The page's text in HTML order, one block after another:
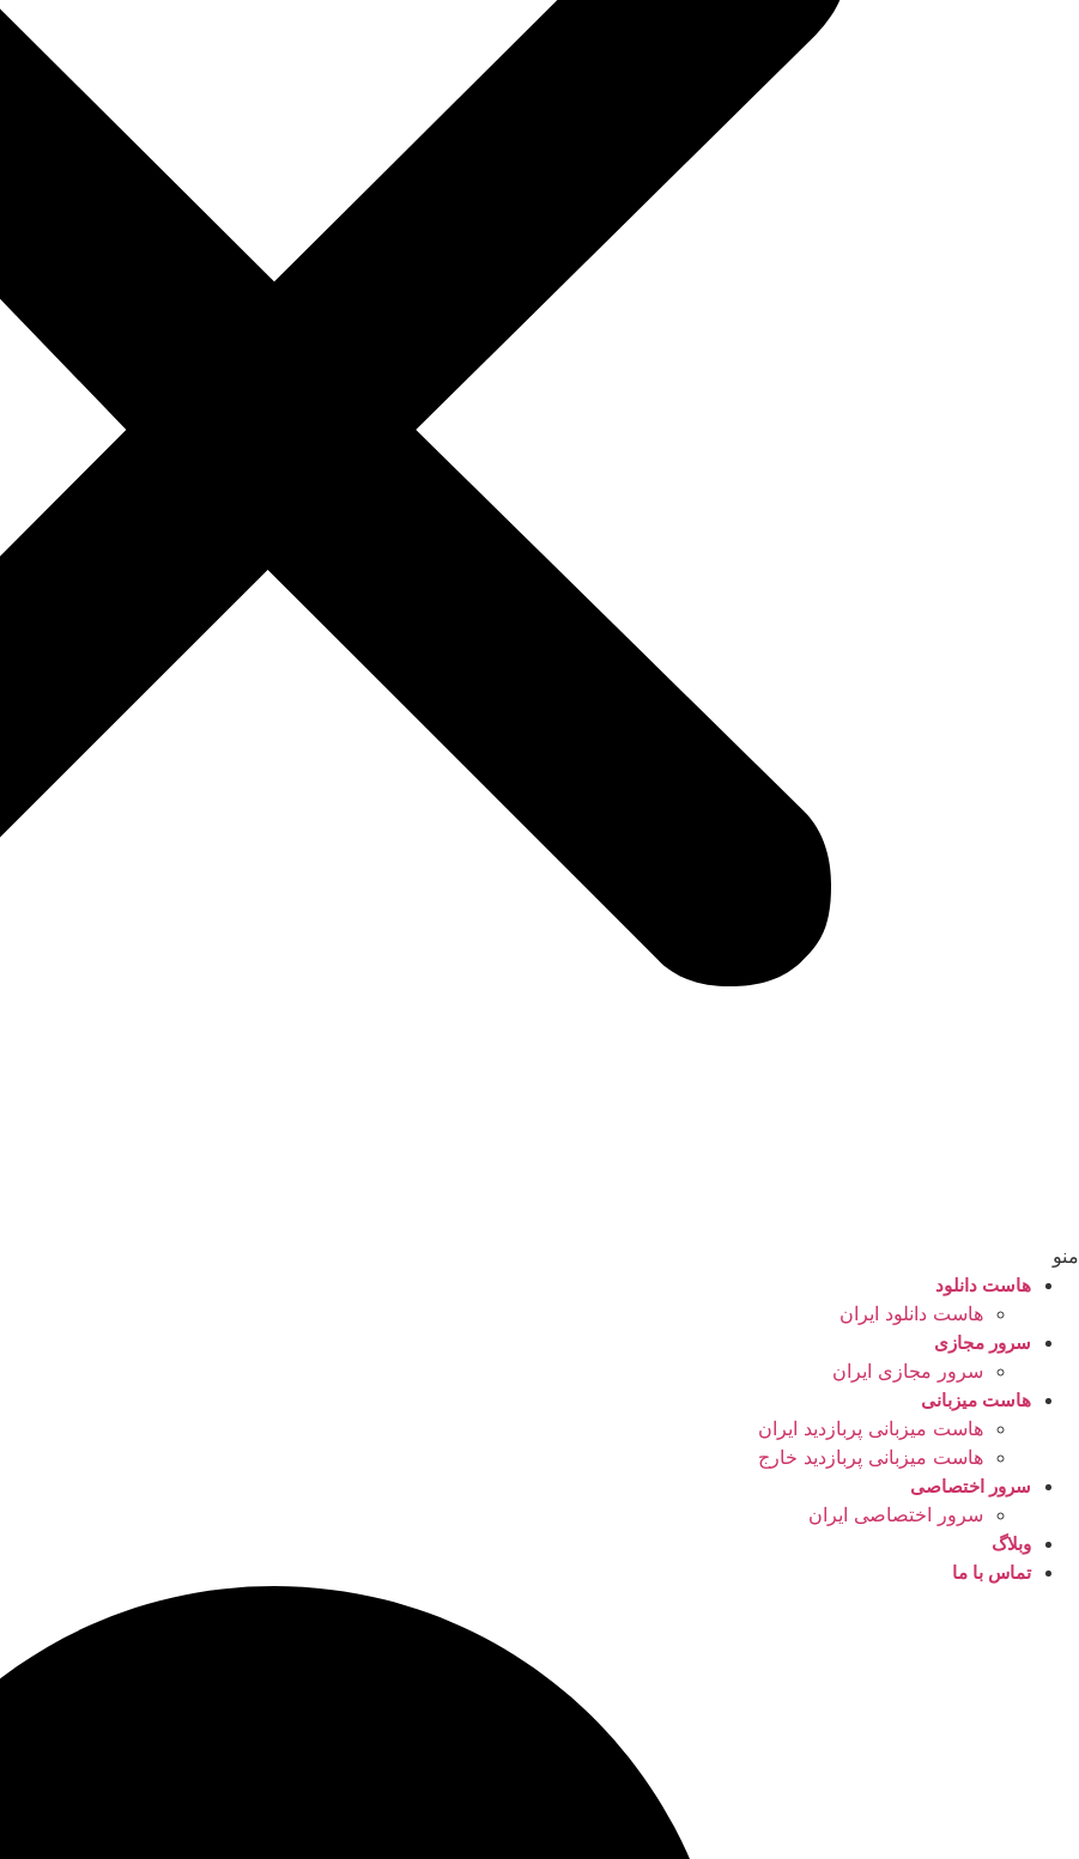
منو
هاست دانلود
هاست دانلود ایران
سرور مجازی
سرور مجازی ایران
هاست میزبانی
هاست میزبانی پربازدید ایران
هاست میزبانی پربازدید خارج
سرور اختصاصی
سرور اختصاصی ایران
وبلاگ
تماس با ما